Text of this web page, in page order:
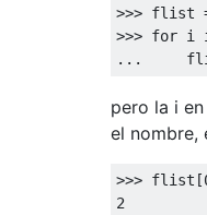
>>>
>>> for i
...
pero la i
el nombre,
>>> flist[
2